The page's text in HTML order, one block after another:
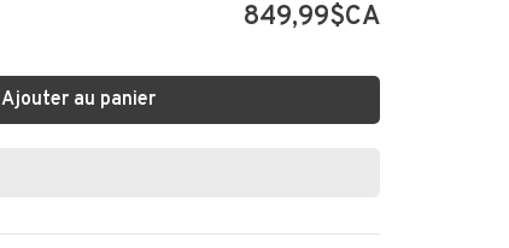
849,99$CA
Ajouter au panier